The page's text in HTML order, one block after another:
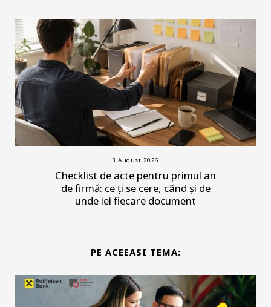
3 August 2026
Checklist de acte pentru primul an
de firmă: ce ți se cere, când și de
unde iei fiecare document
PE ACEEASI TEMA: